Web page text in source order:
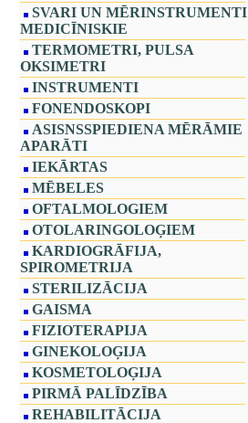
SVARI UN MĒRINSTRUMENTI
MEDICĪNISKIE
TERMOMETRI, PULSA
OKSIMETRI
INSTRUMENTI
FONENDOSKOPI
ASISNSSPIEDIENA MĒRĀMIE
APARĀTI
IEKĀRTAS
MĒBELES
OFTALMOLOGIEM
OTOLARINGOLOĢIEM
KARDIOGRĀFIJA,
SPIROMETRIJA
STERILIZĀCIJA
GAISMA
FIZIOTERAPIJA
GINEKOLOĢIJA
KOSMETOLOĢIJA
PIRMĀ PALĪDZĪBA
REHABILITĀCIJA